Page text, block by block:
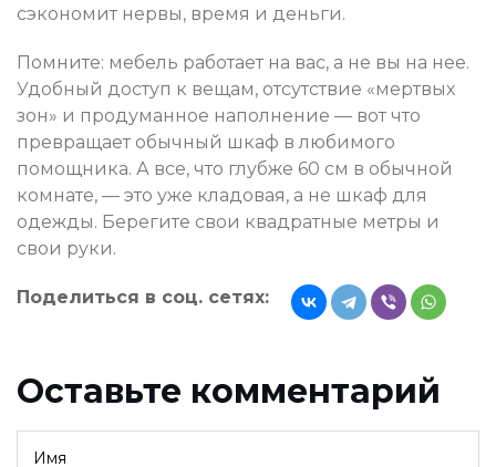
сэкономит нервы, время и деньги.
Помните: мебель работает на вас, а не вы на нее.
Удобный доступ к вещам, отсутствие «мертвых
зон» и продуманное наполнение — вот что
превращает обычный шкаф в любимого
помощника. А все, что глубже 60 см в обычной
комнате, — это уже кладовая, а не шкаф для
одежды. Берегите свои квадратные метры и
свои руки.
Поделиться в соц. сетях:
Оставьте комментарий